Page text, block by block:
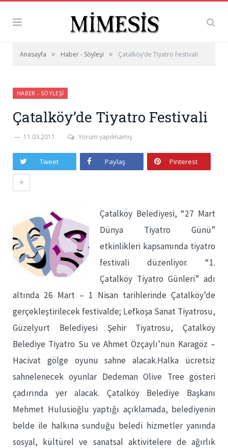
Anasayfa » Haber - Söyleşi » Çatalköy’de Tiyatro Festivali
HABER - SÖYLEŞI
Çatalköy’de Tiyatro Festivali
11.03.2011 Yorum yapılmamış
Tweet Paylaş Pinterest
+
Çatalköy Belediyesi, “27 Mart
Dünya Tiyatro Günü”
etkinlikleri kapsamında tiyatro
festivali düzenliyor. “1.
Çatalköy Tiyatro Günleri” adı
altında 26 Mart – 1 Nisan tarihlerinde Çatalköy’de
gerçekleştirilecek festivalde; Lefkoşa Sanat Tiyatrosu,
Güzelyurt Belediyesi Şehir Tiyatrosu, Çatalköy
Belediye Tiyatro Su ve Ahmet Özçaylı’nun Karagöz –
Hacivat gölge oyunu sahne alacak.Halka ücretsiz
sahnelenecek oyunlar Dedeman Olive Tree gösteri
çadırında yer alacak. Çatalköy Belediye Başkanı
Mehmet Hulusioğlu yaptığı açıklamada, belediyenin
belde ile halkına sunduğu beledi hizmetler yanında
sosyal, kültürel ve sanatsal aktivitelere de ağırlık